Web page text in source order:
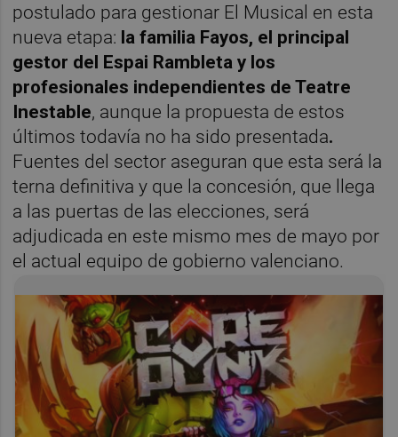
postulado para gestionar El Musical en esta
nueva etapa: la familia Fayos, el principal
gestor del Espai Rambleta y los
profesionales independientes de Teatre
Inestable, aunque la propuesta de estos
últimos todavía no ha sido presentada.
Fuentes del sector aseguran que esta será la
terna definitiva y que la concesión, que llega
a las puertas de las elecciones, será
adjudicada en este mismo mes de mayo por
el actual equipo de gobierno valenciano.